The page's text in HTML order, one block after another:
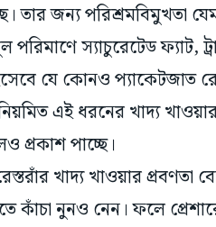
তার জন্য পরিশ্রমবিমুখতা
স্যাচুরেটেড ফ্যাট,
যে কোনও প্যাকেটজাত
এই ধরনের খাদ্য
প্রকাশ পাচ্ছে।
খাদ্য খাওয়ার প্রবণতা
কাঁচা নুনও নেন। ফলে